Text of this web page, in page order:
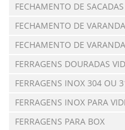
FECHAMENTO DE
FECHAMENTO DE VARANDA
FECHAMENTO DE
FERRAGENS DOURADAS
FERRAGENS INOX 304 OU
FERRAGENS INOX PARA
FERRAGENS PARA BOX